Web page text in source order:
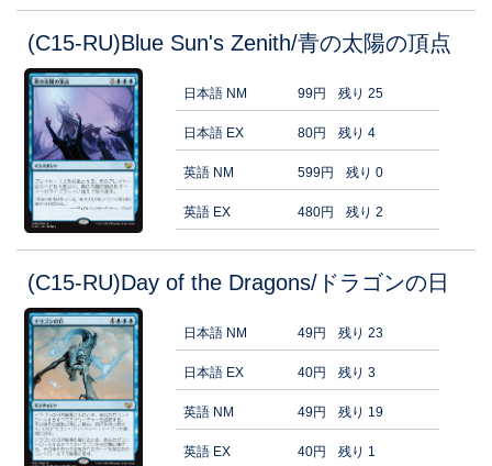
(C15-RU)Blue Sun's Zenith/青の太陽の頂点
日本語 NM 99円 残り 25
日本語 EX 80円 残り 4
英語 NM 599円 残り 0
英語 EX 480円 残り 2
(C15-RU)Day of the Dragons/ドラゴンの日
日本語 NM 49円 残り 23
日本語 EX 40円 残り 3
英語 NM 49円 残り 19
英語 EX 40円 残り 1